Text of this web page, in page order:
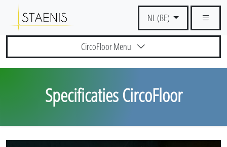
NL (BE)
CircoFloor Menu
Specificaties CircoFloor